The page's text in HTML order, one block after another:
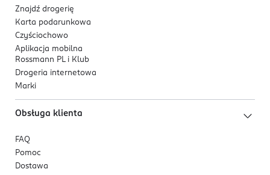
Znajdź drogerię
Karta podarunkowa
Czyściochowo
Aplikacja mobilna
Rossmann PL i Klub
Drogeria internetowa
Marki
Obsługa klienta
FAQ
Pomoc
Dostawa